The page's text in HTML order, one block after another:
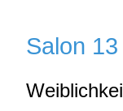
Salon 13